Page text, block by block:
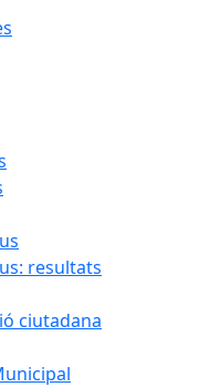
resultats
ciutadana